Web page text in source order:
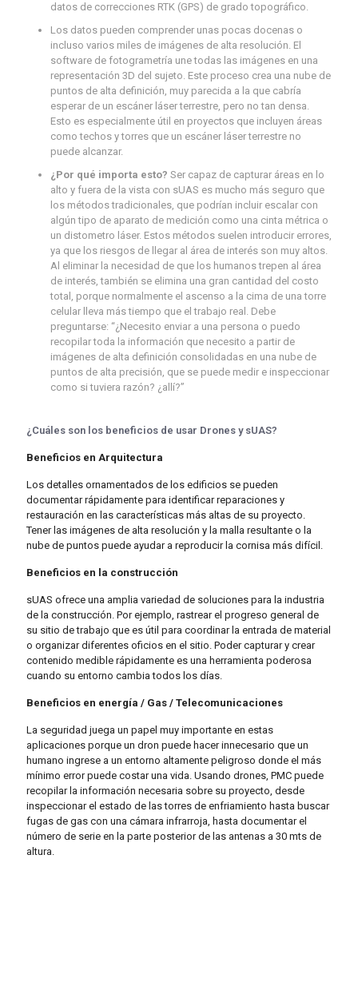
datos de correcciones RTK (GPS) de grado topográfico.
Los datos pueden comprender unas pocas docenas o
incluso varios miles de imágenes de alta resolución. El
software de fotogrametría une todas las imágenes en una
representación 3D del sujeto. Este proceso crea una nube de
puntos de alta definición, muy parecida a la que cabría
esperar de un escáner láser terrestre, pero no tan densa.
Esto es especialmente útil en proyectos que incluyen áreas
como techos y torres que un escáner láser terrestre no
puede alcanzar.
¿Por qué importa esto? Ser capaz de capturar áreas en lo
alto y fuera de la vista con sUAS es mucho más seguro que
los métodos tradicionales, que podrían incluir escalar con
algún tipo de aparato de medición como una cinta métrica o
un distometro láser. Estos métodos suelen introducir errores,
ya que los riesgos de llegar al área de interés son muy altos.
Al eliminar la necesidad de que los humanos trepen al área
de interés, también se elimina una gran cantidad del costo
total, porque normalmente el ascenso a la cima de una torre
celular lleva más tiempo que el trabajo real. Debe
preguntarse: “¿Necesito enviar a una persona o puedo
recopilar toda la información que necesito a partir de
imágenes de alta definición consolidadas en una nube de
puntos de alta precisión, que se puede medir e inspeccionar
como si tuviera razón? ¿allí?”
¿Cuáles son los beneficios de usar Drones y sUAS?
Beneficios en Arquitectura
Los detalles ornamentados de los edificios se pueden
documentar rápidamente para identificar reparaciones y
restauración en las características más altas de su proyecto.
Tener las imágenes de alta resolución y la malla resultante o la
nube de puntos puede ayudar a reproducir la cornisa más difícil.
Beneficios en la construcción
sUAS ofrece una amplia variedad de soluciones para la industria
de la construcción. Por ejemplo, rastrear el progreso general de
su sitio de trabajo que es útil para coordinar la entrada de material
o organizar diferentes oficios en el sitio. Poder capturar y crear
contenido medible rápidamente es una herramienta poderosa
cuando su entorno cambia todos los días.
Beneficios en energía / Gas / Telecomunicaciones
La seguridad juega un papel muy importante en estas
aplicaciones porque un dron puede hacer innecesario que un
humano ingrese a un entorno altamente peligroso donde el más
mínimo error puede costar una vida. Usando drones, PMC puede
recopilar la información necesaria sobre su proyecto, desde
inspeccionar el estado de las torres de enfriamiento hasta buscar
fugas de gas con una cámara infrarroja, hasta documentar el
número de serie en la parte posterior de las antenas a 30 mts de
altura.